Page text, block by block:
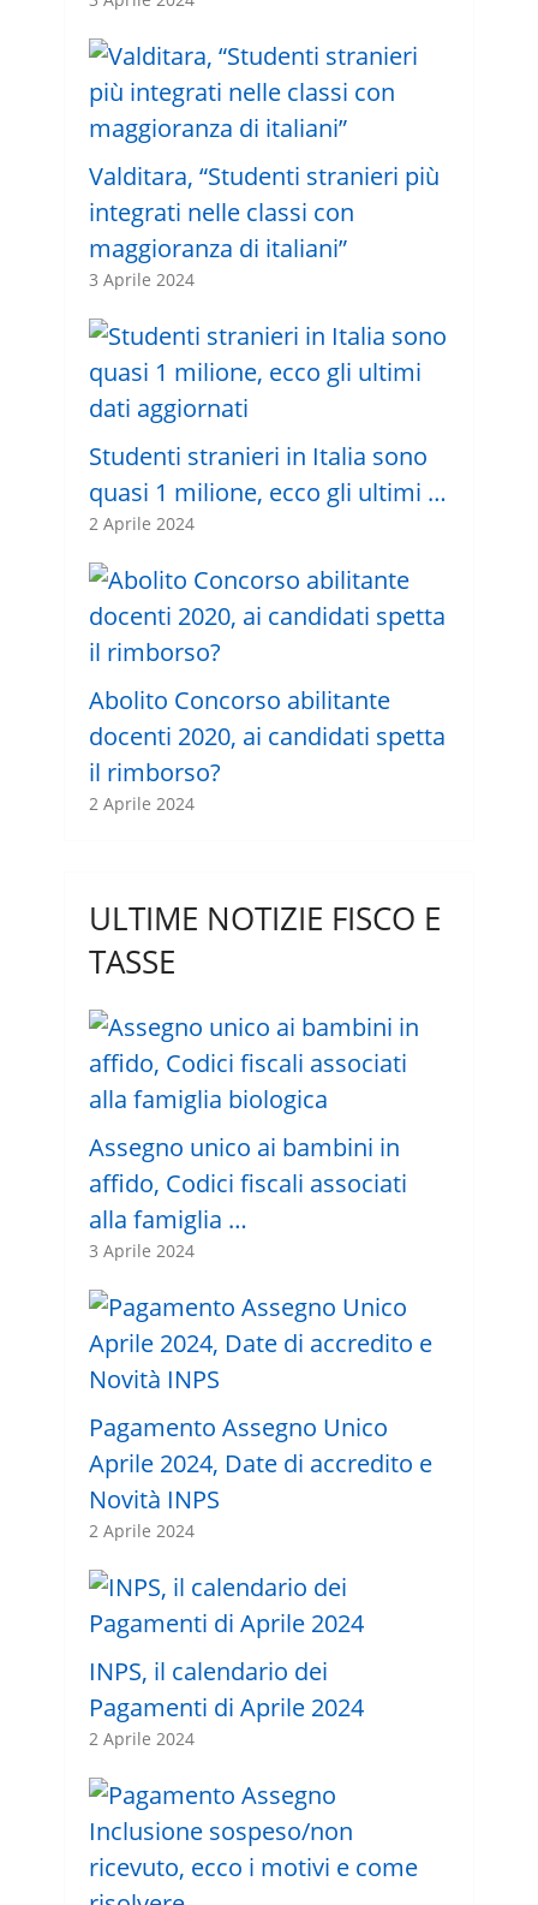
Valditara, “Studenti stranieri più
integrati nelle classi con
maggioranza di italiani”
3 Aprile 2024
Studenti stranieri in Italia sono
quasi 1 milione, ecco gli ultimi …
2 Aprile 2024
Abolito Concorso abilitante
docenti 2020, ai candidati spetta
il rimborso?
2 Aprile 2024
ULTIME NOTIZIE FISCO E
TASSE
Assegno unico ai bambini in
affido, Codici fiscali associati
alla famiglia …
3 Aprile 2024
Pagamento Assegno Unico
Aprile 2024, Date di accredito e
Novità INPS
2 Aprile 2024
INPS, il calendario dei
Pagamenti di Aprile 2024
2 Aprile 2024